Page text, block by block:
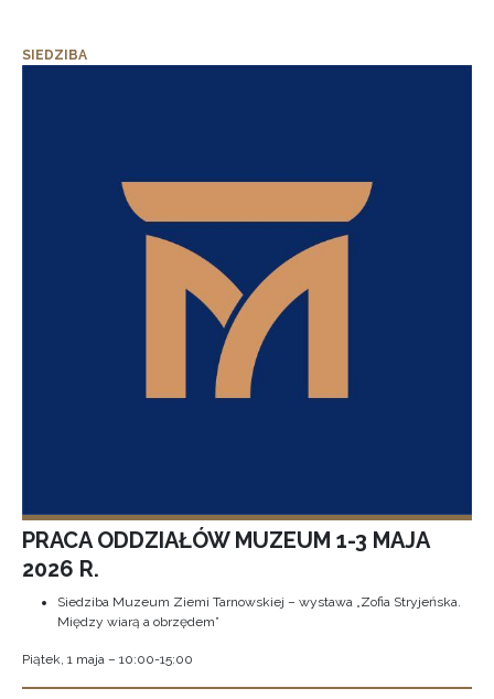
SIEDZIBA
PRACA ODDZIAŁÓW MUZEUM 1-3 MAJA
2026 R.
Siedziba Muzeum Ziemi Tarnowskiej – wystawa „Zofia Stryjeńska.
Między wiarą a obrzędem”
Piątek, 1 maja – 10:00-15:00